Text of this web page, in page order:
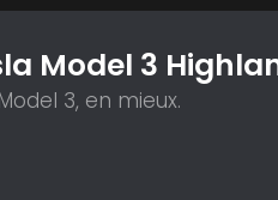
Model 3
3, en mieux.